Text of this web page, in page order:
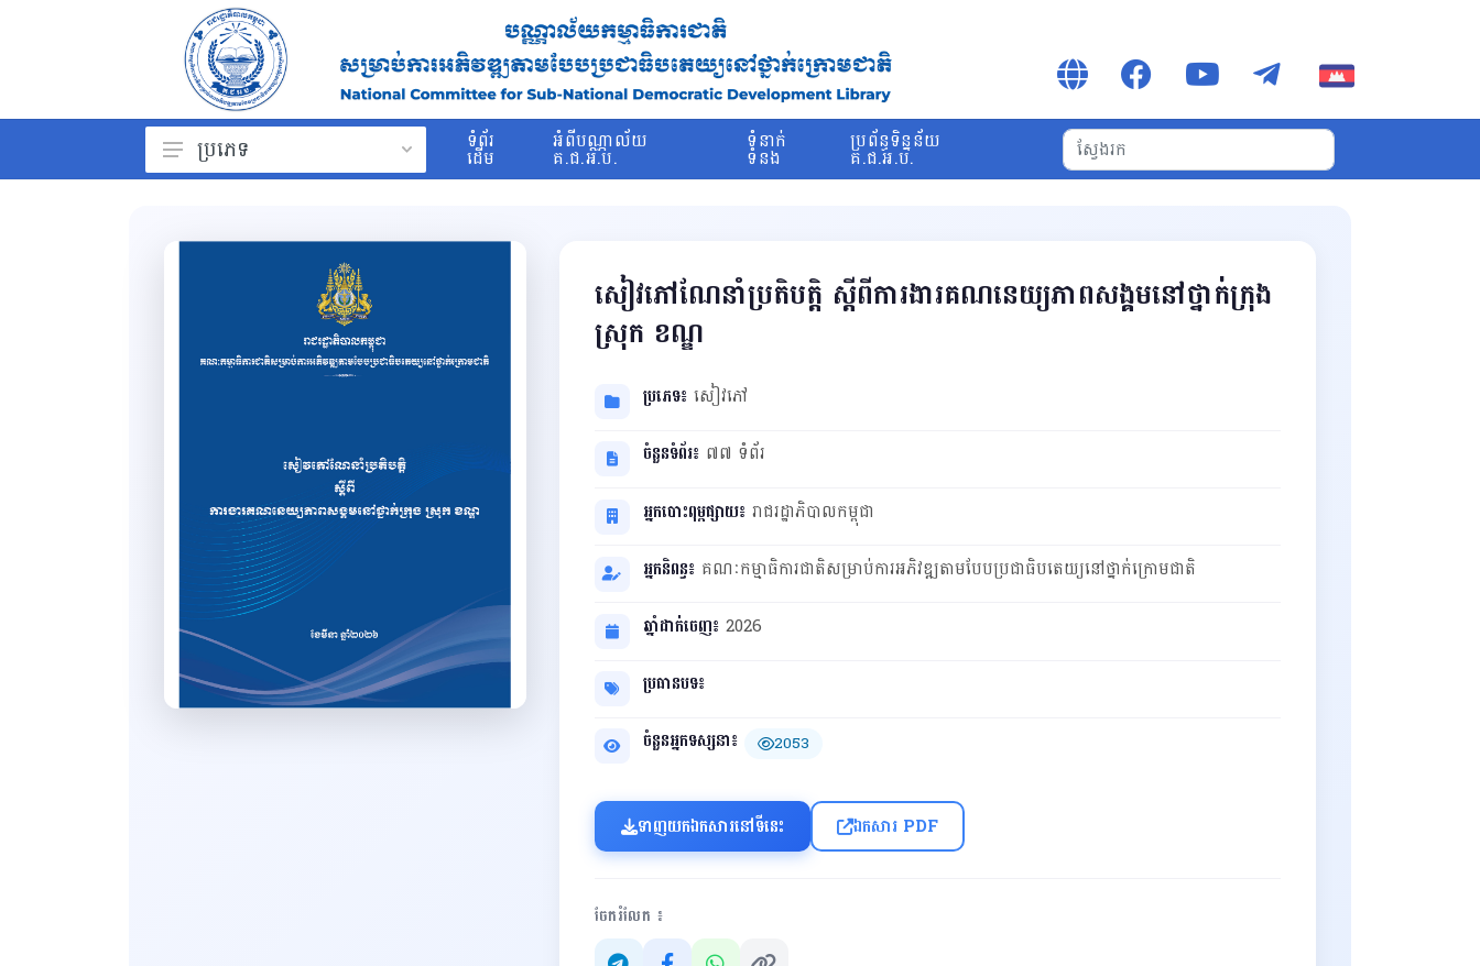
រដ្ឋធម្មនុញ្ញ
អនុក្រឹត្យ
សេចក្ដីសម្រេច
លិខិត
ទម្រង់លិខិតលេខាធិការដ្ឋាន
គ.ជ.អ.ប.
សៀវភៅ
ប្រភេទ ទំព័រ
ដើម
អំពីបណ្ណាល័យ
គ.ជ.អ.ប.
ទំនាក់
ទំនង
ប្រព័ន្ធទិន្នន័យ
គ.ជ.អ.ប.
សៀវភៅណែនាំប្រតិបត្តិ ស្តីពីការងារគណនេយ្យភាពសង្គមនៅថ្នាក់ក្រុង
ស្រុក ខណ្ឌ
ប្រភេទ៖ សៀវភៅ
ចំនួនទំព័រ៖ ៧៧ ទំព័រ
អ្នកបោះពុម្ពផ្សាយ៖ រាជរដ្ឋាភិបាលកម្ពុជា
អ្នកនិពន្ធ៖ គណៈកម្មាធិការជាតិសម្រាប់ការអភិវឌ្ឍតាមបែបប្រជាធិបតេយ្យនៅថ្នាក់ក្រោមជាតិ
ឆ្នាំដាក់ចេញ៖ 2026
ប្រធានបទ៖
ចំនួនអ្នកទស្សនា៖
2053
ទាញយកឯកសារនៅទីនេះ ឯកសារ PDF
ចែករំលែក ៖